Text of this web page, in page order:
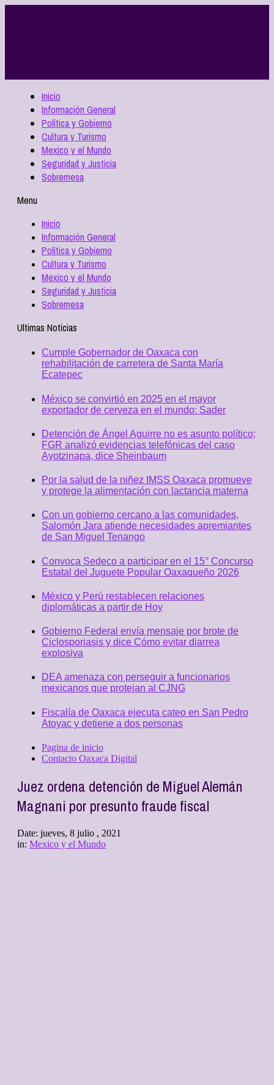
Inicio
Información General
Política y Gobierno
Cultura y Turismo
Mexico y el Mundo
Seguridad y Justicia
Sobremesa
Menu
Inicio
Información General
Política y Gobierno
Cultura y Turismo
Mexico y el Mundo
Seguridad y Justicia
Sobremesa
Ultimas Noticias
Cumple Gobernador de Oaxaca con
rehabilitación de carretera de Santa María
Ecatepec
México se convirtió en 2025 en el mayor
exportador de cerveza en el mundo: Sader
Detención de Ángel Aguirre no es asunto político;
FGR analizó evidencias telefónicas del caso
Ayotzinapa, dice Sheinbaum
Por la salud de la niñez IMSS Oaxaca promueve
y protege la alimentación con lactancia materna
Con un gobierno cercano a las comunidades,
Salomón Jara atiende necesidades apremiantes
de San Miguel Tenango
Convoca Sedeco a participar en el 15° Concurso
Estatal del Juguete Popular Oaxaqueño 2026
México y Perú restablecen relaciones
diplomáticas a partir de Hoy
Gobierno Federal envía mensaje por brote de
Ciclosporiasis y dice Cómo evitar diarrea
explosiva
DEA amenaza con perseguir a funcionarios
mexicanos que protejan al CJNG
Fiscalía de Oaxaca ejecuta cateo en San Pedro
Atoyac y detiene a dos personas
Pagina de inicio
Contacto Oaxaca Digital
Juez ordena detención de Miguel Alemán
Magnani por presunto fraude fiscal
Date: jueves, 8 julio , 2021
in: Mexico y el Mundo